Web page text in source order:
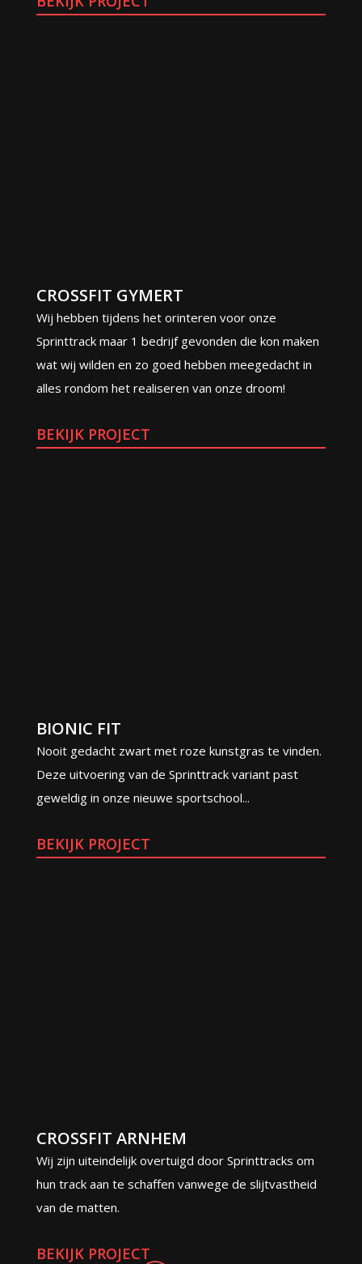
CROSSFIT GYMERT
Wij hebben tijdens het orinteren voor onze
Sprinttrack maar 1 bedrijf gevonden die kon maken
wat wij wilden en zo goed hebben meegedacht in
alles rondom het realiseren van onze droom!
BEKIJK PROJECT
BIONIC FIT
Nooit gedacht zwart met roze kunstgras te vinden.
Deze uitvoering van de Sprinttrack variant past
geweldig in onze nieuwe sportschool...
BEKIJK PROJECT
CROSSFIT ARNHEM
Wij zijn uiteindelijk overtuigd door Sprinttracks om
hun track aan te schaffen vanwege de slijtvastheid
van de matten.
BEKIJK PROJECT